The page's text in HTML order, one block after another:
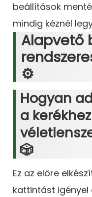
beállítások
mindig kéznél
Alapvető
⚙️
Hogyan
a
🎲
Ez az előre
kattintást